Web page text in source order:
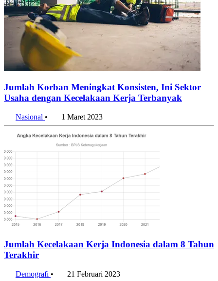
Jumlah Korban Meningkat Konsisten, Ini Sektor
Usaha dengan Kecelakaan Kerja Terbanyak
Nasional • 1 Maret 2023
Jumlah Kecelakaan Kerja Indonesia dalam 8 Tahun
Terakhir
Demografi • 21 Februari 2023